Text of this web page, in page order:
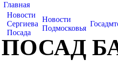
Главная
Новости
Сергиева
Посада
Новости
Подмосковья
ПОСАД